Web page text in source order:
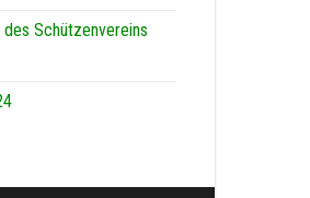
Schützenvereins